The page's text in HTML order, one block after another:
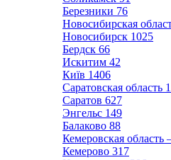
Березники 76
Новосибирская
Новосибирск 1025
Бердск 66
Искитим 42
Київ 1406
Саратовская область
Саратов 627
Энгельс 149
Балаково 88
Кемеровская область
Кемерово 317